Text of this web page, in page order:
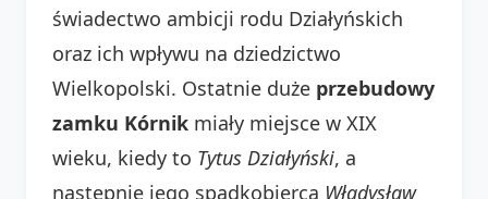
świadectwo ambicji rodu Działyńskich
oraz ich wpływu na dziedzictwo
Wielkopolski. Ostatnie duże przebudowy
zamku Kórnik miały miejsce w XIX
wieku, kiedy to Tytus Działyński, a
następnie jego spadkobierca Władysław